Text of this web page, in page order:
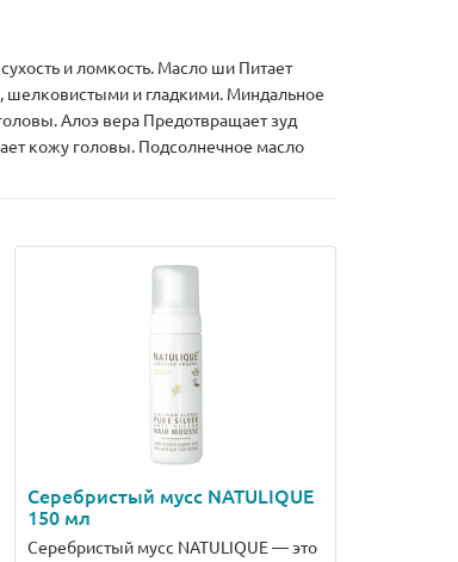
и ломкость. Масло ши Питает
шелковистыми и гладкими. Миндальное
Алоэ вера Предотвращает зуд
кожу головы. Подсолнечное масло
Серебристый мусс NATULIQUE
150 мл
Серебристый мусс NATULIQUE — это